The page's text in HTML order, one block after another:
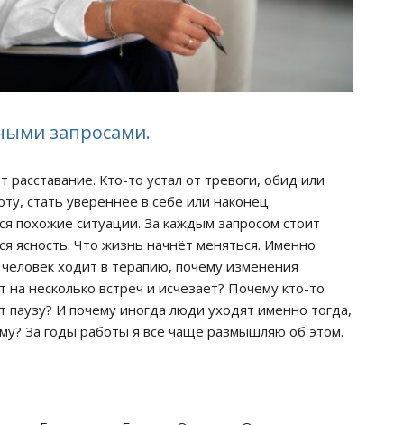
запросами.
Кто-то устал от тревоги, обид или
стать увереннее в себе или наконец
похожие ситуации. За каждым запросом стоит
ясность. Что жизнь начнёт меняться. Именно
ходит в терапию, почему изменения
несколько встреч и исчезает? Почему кто-то
И почему иногда люди уходят именно тогда,
За годы работы я всё чаще размышляю об этом.